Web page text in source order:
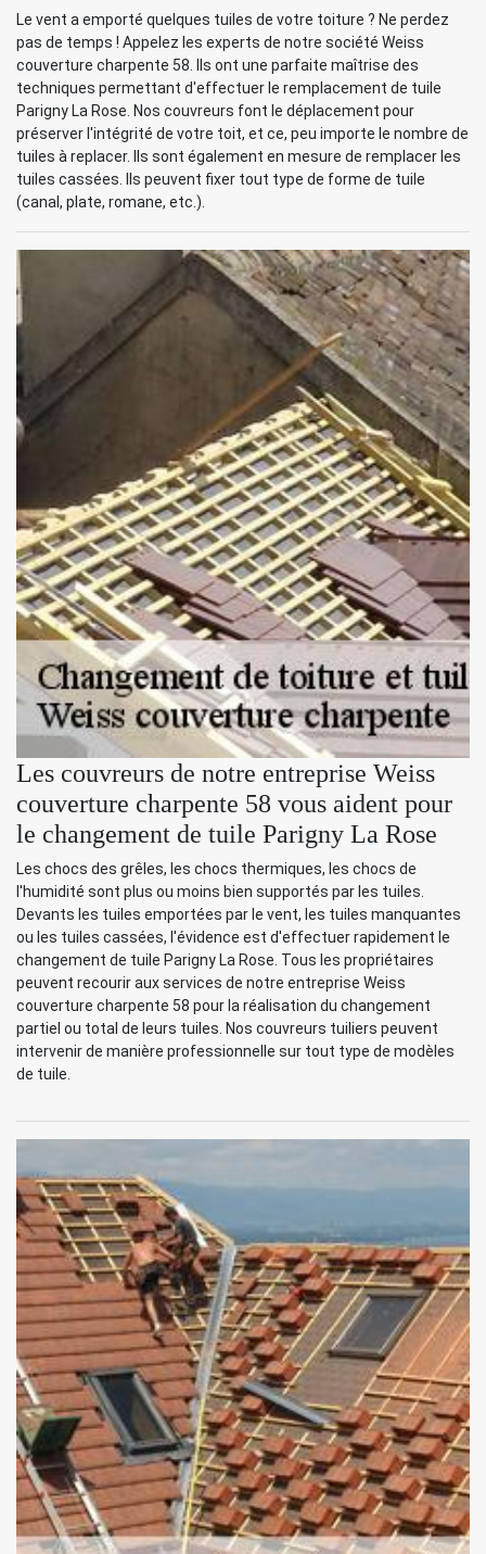
Le vent a emporté quelques tuiles de votre toiture ? Ne perdez
pas de temps ! Appelez les experts de notre société Weiss
couverture charpente 58. Ils ont une parfaite maîtrise des
techniques permettant d'effectuer le remplacement de tuile
Parigny La Rose. Nos couvreurs font le déplacement pour
préserver l'intégrité de votre toit, et ce, peu importe le nombre de
tuiles à replacer. Ils sont également en mesure de remplacer les
tuiles cassées. Ils peuvent fixer tout type de forme de tuile
(canal, plate, romane, etc.).
Les couvreurs de notre entreprise Weiss
couverture charpente 58 vous aident pour
le changement de tuile Parigny La Rose
Les chocs des grêles, les chocs thermiques, les chocs de
l'humidité sont plus ou moins bien supportés par les tuiles.
Devants les tuiles emportées par le vent, les tuiles manquantes
ou les tuiles cassées, l'évidence est d'effectuer rapidement le
changement de tuile Parigny La Rose. Tous les propriétaires
peuvent recourir aux services de notre entreprise Weiss
couverture charpente 58 pour la réalisation du changement
partiel ou total de leurs tuiles. Nos couvreurs tuiliers peuvent
intervenir de manière professionnelle sur tout type de modèles
de tuile.